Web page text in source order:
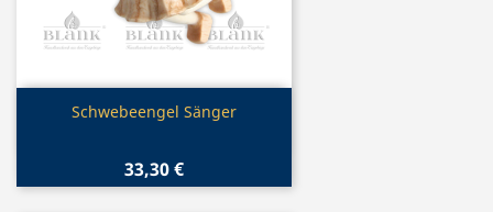
Vorschau
Schwebeengel Sänger
33,30 €